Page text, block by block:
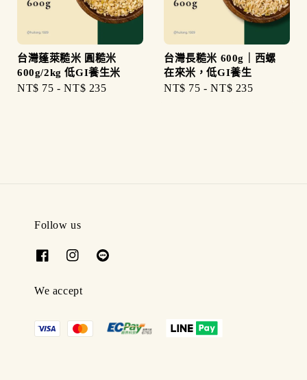
台灣蓬萊糙米 圓糙米
600g/2kg 低GI養生米
Regular
NT$ 75 -NT$ 235
台灣長糙米 600g｜西螺
在來米，低GI養生
Regular
NT$ 75 -NT$ 235
Follow us
We accept